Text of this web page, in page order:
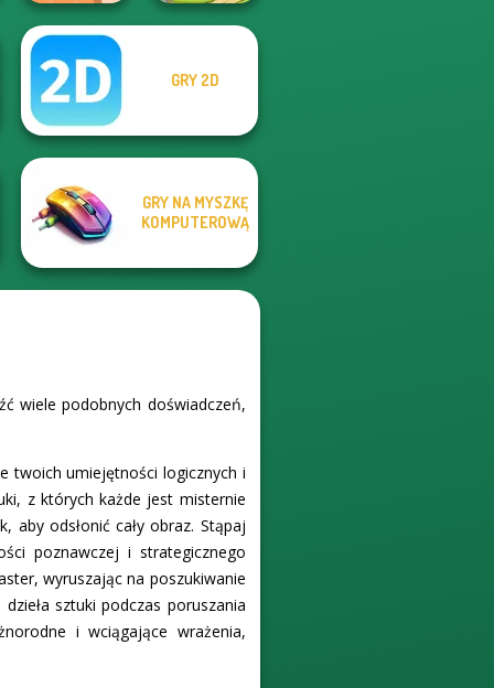
The Shape
GRY 2D
GRY NA MYSZKĘ
KOMPUTEROWĄ
wiele podobnych doświadczeń,
twoich umiejętności logicznych i
z których każde jest misternie
aby odsłonić cały obraz. Stąpaj
poznawczej i strategicznego
wyruszając na poszukiwanie
sztuki podczas poruszania
i wciągające wrażenia,